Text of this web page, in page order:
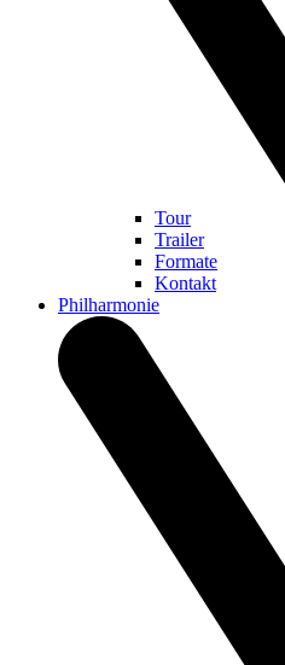
Tour
Trailer
Formate
Kontakt
Philharmonie